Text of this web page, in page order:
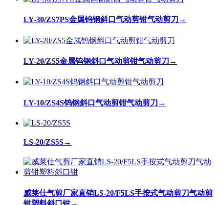
LY-30/ZS7PS金属钨钢斜口气动剪钳气动剪刀 →
LY-20/ZS5金属钨钢斜口气动剪钳气动剪刀 →
LY-10/ZS4S钨钢斜口气动剪钳气动剪刀 →
LS-20/ZS5S→
威莱仕气剪厂家直销LS-20/F5LS手按式气动剪刀气动剪
钳塑料斜口钳→